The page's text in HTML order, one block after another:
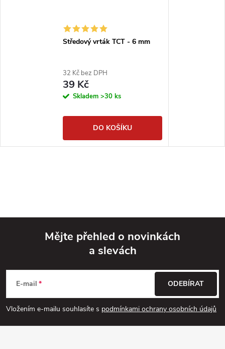
Středový vrták TCT - 6 mm
32 Kč bez DPH
39 Kč
Skladem >30 ks
DO KOŠÍKU
p
a
Mějte přehled o novinkách
a slevách
E-mail
Vložením e-mailu souhlasíte s podmínkami ochrany osobních údajů
ODEBÍRAT